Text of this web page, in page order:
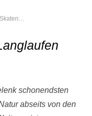
schonendsten
abseits von den